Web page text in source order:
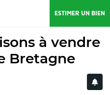
ESTIMER UN BIEN
à vendre
Bretagne